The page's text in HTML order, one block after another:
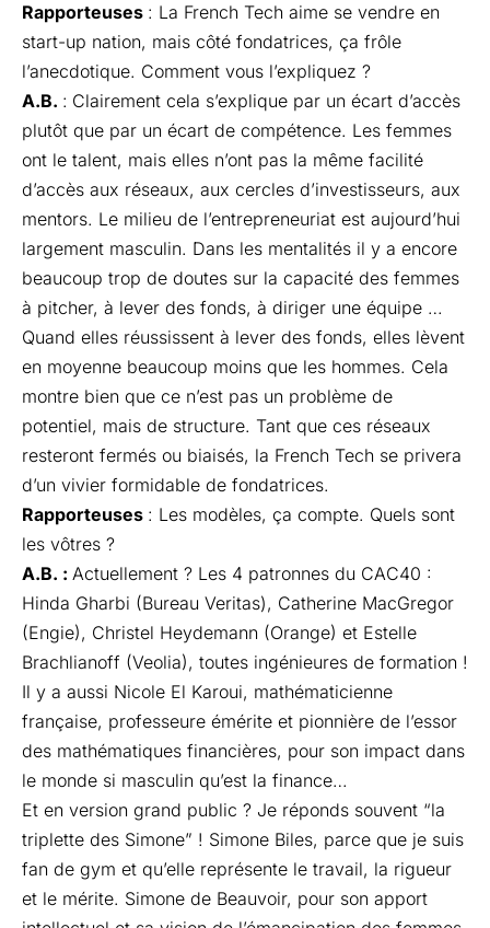
Rapporteuses : La French Tech aime se vendre en
start-up nation, mais côté fondatrices, ça frôle
l’anecdotique. Comment vous l’expliquez ?
A.B. : Clairement cela s’explique par un écart d’accès
plutôt que par un écart de compétence. Les femmes
ont le talent, mais elles n’ont pas la même facilité
d’accès aux réseaux, aux cercles d’investisseurs, aux
mentors. Le milieu de l’entrepreneuriat est aujourd’hui
largement masculin. Dans les mentalités il y a encore
beaucoup trop de doutes sur la capacité des femmes
à pitcher, à lever des fonds, à diriger une équipe …
Quand elles réussissent à lever des fonds, elles lèvent
en moyenne beaucoup moins que les hommes. Cela
montre bien que ce n’est pas un problème de
potentiel, mais de structure. Tant que ces réseaux
resteront fermés ou biaisés, la French Tech se privera
d’un vivier formidable de fondatrices.
Rapporteuses : Les modèles, ça compte. Quels sont
les vôtres ?
A.B. : Actuellement ? Les 4 patronnes du CAC40 :
Hinda Gharbi (Bureau Veritas), Catherine MacGregor
(Engie), Christel Heydemann (Orange) et Estelle
Brachlianoff (Veolia), toutes ingénieures de formation !
Il y a aussi Nicole El Karoui, mathématicienne
française, professeure émérite et pionnière de l’essor
des mathématiques financières, pour son impact dans
le monde si masculin qu’est la finance…
Et en version grand public ? Je réponds souvent “la
triplette des Simone” ! Simone Biles, parce que je suis
fan de gym et qu’elle représente le travail, la rigueur
et le mérite. Simone de Beauvoir, pour son apport